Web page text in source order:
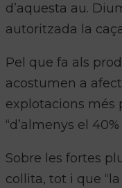
d’aquesta au.
autoritzada la
Pel que fa als
acostumen a
explotacions més
“d’almenys el
Sobre les fortes
collita, tot i que